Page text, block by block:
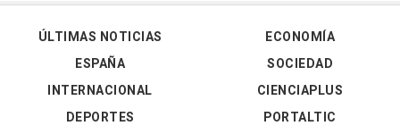
ÚLTIMAS NOTICIAS
ESPAÑA
INTERNACIONAL
DEPORTES
ECONOMÍA
SOCIEDAD
CIENCIAPLUS
PORTALTIC